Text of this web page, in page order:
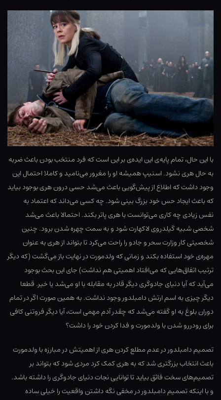
با این حال، تمام پایه‌ی این ایده‌ی بر این است که فرد منتخب بودن باعث ضربه
به حال هری نشود. اسنیپ همیشه او را مغرور می‌نامید و کاملا احتمال این
وجود داشت که اطلاع از پیش‌گویی باعث می‌شد حسی درون هری بوجود بیاید
که باعث ایجاد حس خود بزرگ بینی شود. چه کسی می‌داند که اعتماد به
نفس زیادی چه کاری می‌توانست با هری پاتر بکند. احتمالا باعث می‌شد
شخصی شبیه گیلدروی لاکهارت شود و به سمت چهره شدن برود. چنین
شخصیتی کار وزارت سحر و جادو را راحت می‌کرد تا بتواند از هری به عنوان
مهره‌ی خود استفاده بکند و زمانی که ولدمورت در نهایت باز می‌گشت (که دیگر
ترتیب اتفاق‌هایی که می‌افتاد اهمیتی هم نداشت) جای این بحث بوجود
می‌آید که آیا دنیای جادوگری دیگر قادر به مقابله با او می‌شد یا خیر. قطعا
دیگر چیزی به اسم ارتش دامبلدور وجود نداشت. به همین صورت اگر در تمام
دوران بلوغ به او گفته می‌شد که چقدر آدم مهمی است، آیا دیگر فروتنی کافی
برای رودررو شدن با ولدمورت و فدا کردن خود را داشت؟
تصمیم دامبلدور در عدم مطلع کردن هری از اهمیتش در مبارزه با ولدمورت
باعث انتخاب بزرگتری شد که به هری کمک کرد مردی شود که بتواند بر
تصمیم‌های سخت فائق بیاید تا توانایی نجات دنیای جادوگری را داشته باشد.
و با اینکه تصمیم دامبلدور در مخفی نگه داشتن واقعیت را خیلی ساده